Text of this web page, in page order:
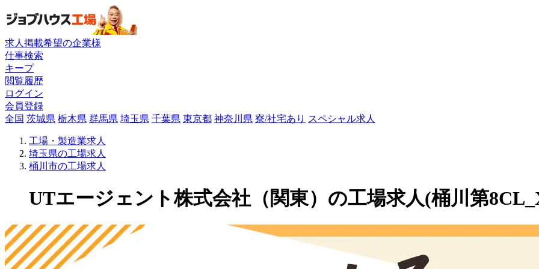
求人掲載希望の企業様
仕事検索
キープ
閲覧履歴
ログイン
会員登録
全国 茨城県 栃木県 群馬県 埼玉県 千葉県 東京都 神奈川県 寮/社宅あり スペシャル求人
工場・製造業求人
埼玉県の工場求人
桶川市の工場求人
UTエージェント株式会社（関東）の工場求人(桶川第